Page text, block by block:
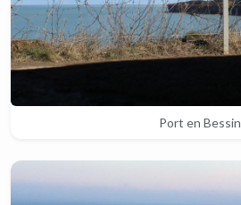
Port en Bessin